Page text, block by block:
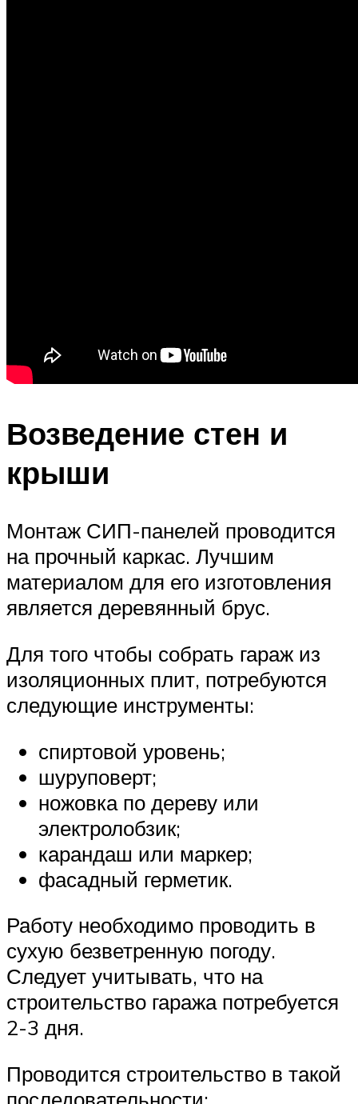
Возведение стен и
крыши
Монтаж СИП-панелей проводится
на прочный каркас. Лучшим
материалом для его изготовления
является деревянный брус.
Для того чтобы собрать гараж из
изоляционных плит, потребуются
следующие инструменты:
спиртовой уровень;
шуруповерт;
ножовка по дереву или
электролобзик;
карандаш или маркер;
фасадный герметик.
Работу необходимо проводить в
сухую безветренную погоду.
Следует учитывать, что на
строительство гаража потребуется
2-3 дня.
Проводится строительство в такой